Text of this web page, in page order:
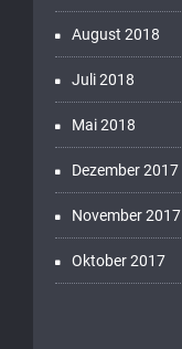
August 2018
Juli 2018
Mai 2018
Dezember 2017
November 2017
Oktober 2017